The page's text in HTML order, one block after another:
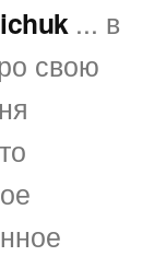
... в
свою